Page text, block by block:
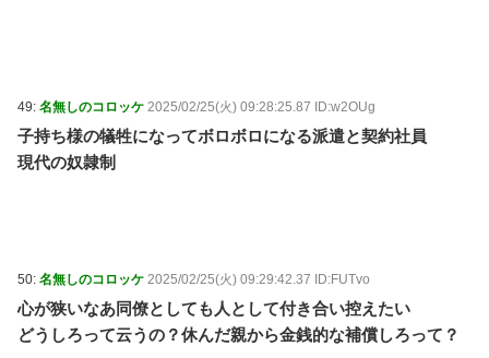
49: 名無しのコロッケ 2025/02/25(火) 09:28:25.87 ID:w2OUg
子持ち様の犠牲になってボロボロになる派遣と契約社員
現代の奴隷制
50: 名無しのコロッケ 2025/02/25(火) 09:29:42.37 ID:FUTvo
心が狭いなあ同僚としても人として付き合い控えたい
どうしろって云うの？休んだ親から金銭的な補償しろって？